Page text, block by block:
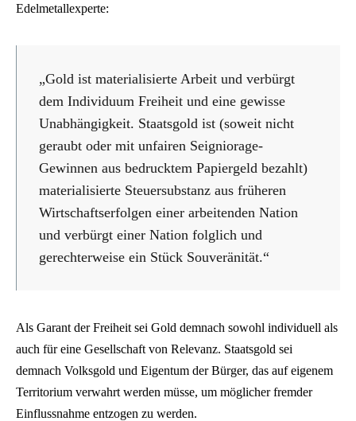
Edelmetallexperte:
„Gold ist materialisierte Arbeit und verbürgt
dem Individuum Freiheit und eine gewisse
Unabhängigkeit. Staatsgold ist (soweit nicht
geraubt oder mit unfairen Seigniorage-
Gewinnen aus bedrucktem Papiergeld bezahlt)
materialisierte Steuersubstanz aus früheren
Wirtschaftserfolgen einer arbeitenden Nation
und verbürgt einer Nation folglich und
gerechterweise ein Stück Souveränität.“
Als Garant der Freiheit sei Gold demnach sowohl individuell als
auch für eine Gesellschaft von Relevanz. Staatsgold sei
demnach Volksgold und Eigentum der Bürger, das auf eigenem
Territorium verwahrt werden müsse, um möglicher fremder
Einflussnahme entzogen zu werden.